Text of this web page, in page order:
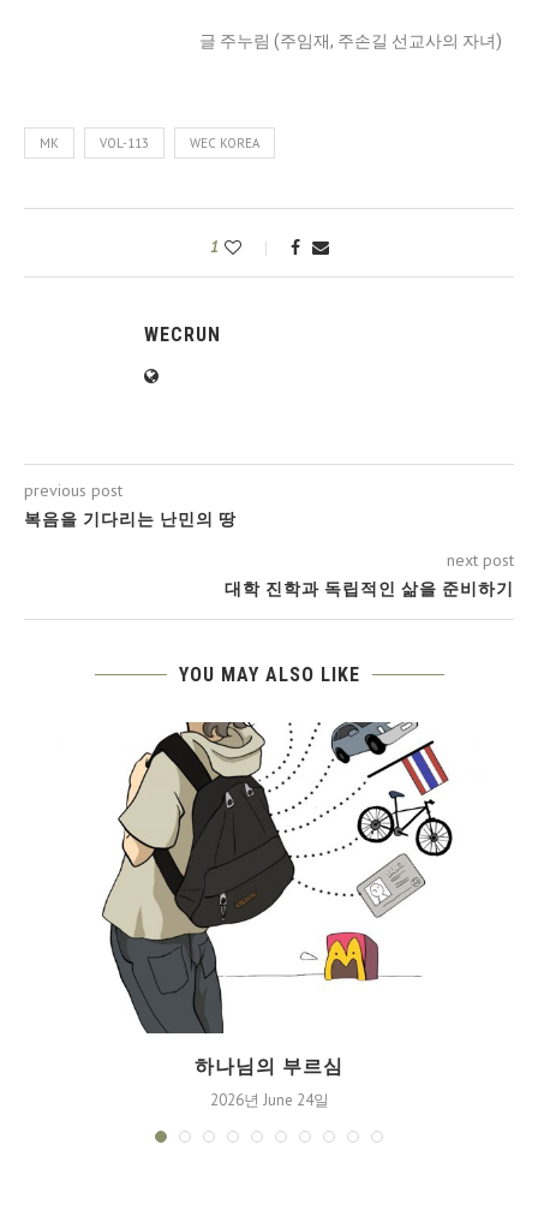
글 주누림 (주임재, 주손길 선교사의 자녀)
MK VOL-113 WEC KOREA
1
WECRUN
previous post
복음을 기다리는 난민의 땅
next post
대학 진학과 독립적인 삶을 준비하기
YOU MAY ALSO LIKE
하나님의 부르심
2026년 June 24일